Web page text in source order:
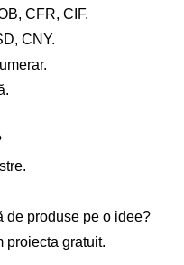
CFR, CIF.
CNY.
de produse pe o idee?
proiecta gratuit.